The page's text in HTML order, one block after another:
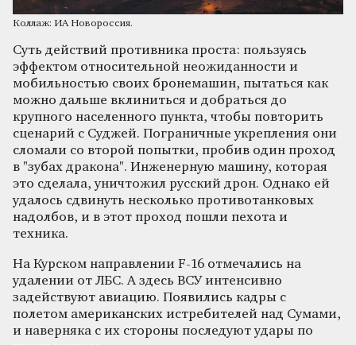
Коллаж: ИА Новороссия.
Суть действий противника проста: пользуясь
эффектом относительной неожиданности и
мобильностью своих бронемашин, пытаться как
можно дальше вклиниться и добраться до
крупного населенного пункта, чтобы повторить
сценарий с Суджей. Пограничные укрепления они
сломали со второй попытки, пробив один проход
в "зубах дракона". Инженерную машину, которая
это сделала, уничтожил русский дрон. Однако ей
удалось сдвинуть несколько противотанковых
надолбов, и в этот проход пошли пехота и
техника.
На Курском направлении F-16 отмечались на
удалении от ЛБС. А здесь ВСУ интенсивно
задействуют авиацию. Появились кадры с
полетом американских истребителей над Сумами,
и наверняка с их стороны последуют удары по